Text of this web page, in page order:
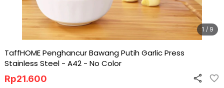
1 / 9
TaffHOME Penghancur Bawang Putih Garlic Press
Stainless Steel - A42 - No Color
Rp21.600